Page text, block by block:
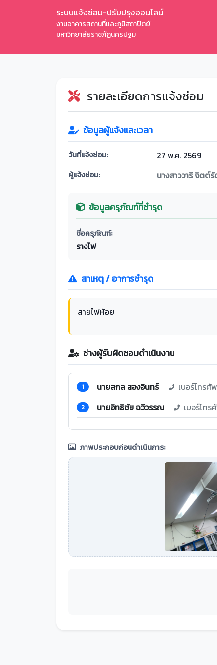
ระบบแจ้งซ่อม-ปรับปรุงออนไลน์
งานอาคารสถานที่และภูมิสถาปัตย์
มหาวิทยาลัยราชภัฏนครปฐม
รายละเอียดการแจ้งซ่อม
ข้อมูลผู้แจ้งและเวลา
วันที่แจ้งซ่อม: 27 พ.ค. 2569
ผู้แจ้งซ่อม: นางสาววารี จิตต์
ข้อมูลครุภัณฑ์ที่ชำรุด
ชื่อครุภัณฑ์:
รางไฟ
สาเหตุ / อาการชำรุด
สายไฟห้อย
ช่างผู้รับผิดชอบดำเนินงาน
1 นายสกล สองอินทร์ เบอร์โทร
2 นายอิทธิชัย ฉวีวรรณ เบอร์โทร
ภาพประกอบก่อนดำเนินการ: